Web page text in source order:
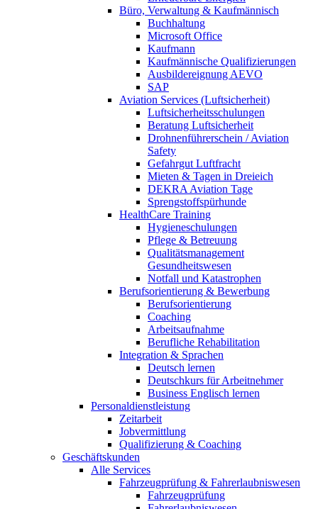
Büro, Verwaltung & Kaufmännisch
Buchhaltung
Microsoft Office
Kaufmann
Kaufmännische Qualifizierungen
Ausbildereignung AEVO
SAP
Aviation Services (Luftsicherheit)
Luftsicherheitsschulungen
Beratung Luftsicherheit
Drohnenführerschein / Aviation
Safety
Gefahrgut Luftfracht
Mieten & Tagen in Dreieich
DEKRA Aviation Tage
Sprengstoffspürhunde
HealthCare Training
Hygieneschulungen
Pflege & Betreuung
Qualitätsmanagement
Gesundheitswesen
Notfall und Katastrophen
Berufsorientierung & Bewerbung
Berufsorientierung
Coaching
Arbeitsaufnahme
Berufliche Rehabilitation
Integration & Sprachen
Deutsch lernen
Deutschkurs für Arbeitnehmer
Business Englisch lernen
Personaldienstleistung
Zeitarbeit
Jobvermittlung
Qualifizierung & Coaching
Geschäftskunden
Alle Services
Fahrzeugprüfung & Fahrerlaubniswesen
Fahrzeugprüfung